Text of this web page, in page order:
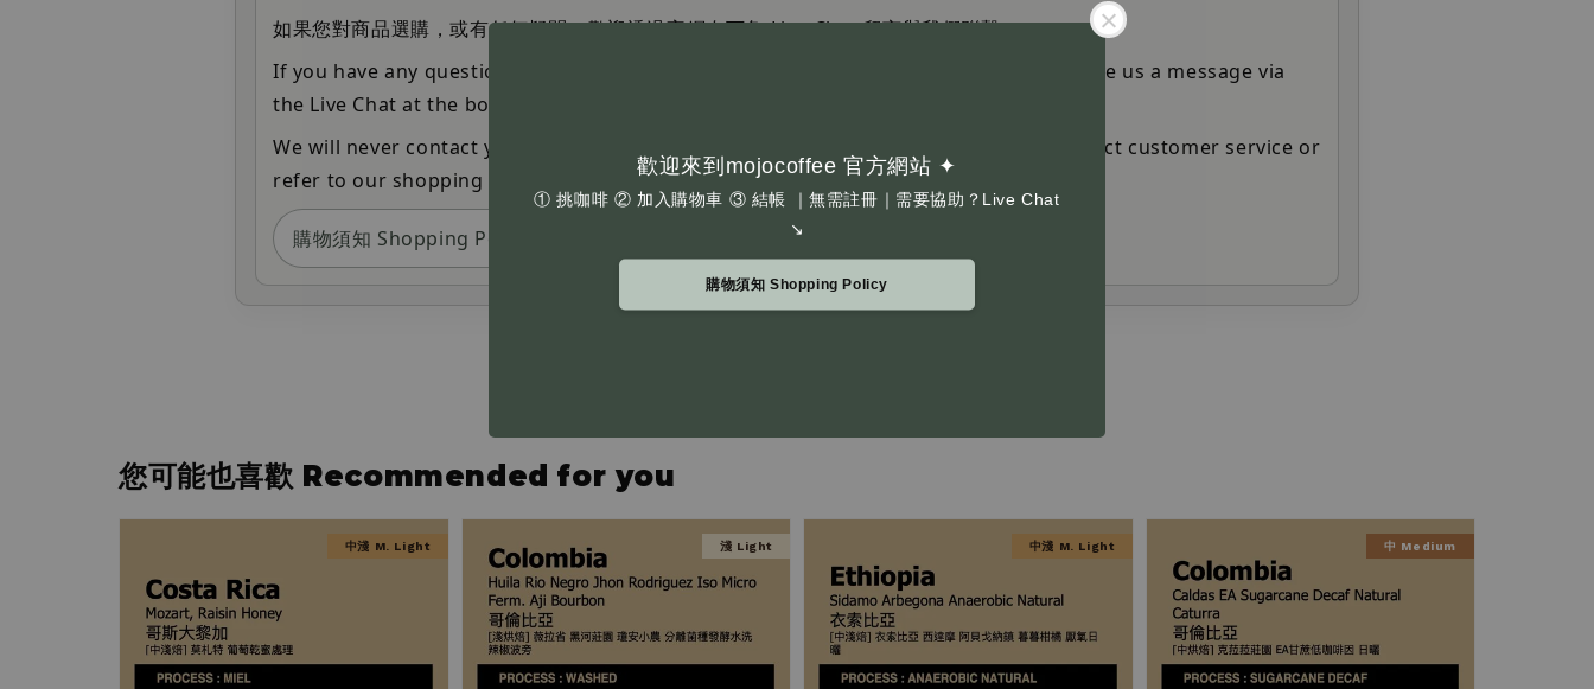
歡迎來到mojocoffee 官方網站 ✦
① 挑咖啡 ② 加入購物車 ③ 結帳 ｜無需註冊｜需要協助？Live Chat
↘
購物須知 Shopping Policy
如果您對商品選購，或有任何疑問，歡迎透過官網右下角 Live Chat 留言與我們聯繫。
If you have any questions about product selection or need assistance, feel free to leave us a message via
the Live Chat at the bottom right corner of our website.
We will never contact you by phone or SMS to request payment changes. Please contact customer service or
refer to our shopping policy if you have concerns.
購物須知 Shopping Policy
您可能也喜歡 Recommended for you
中淺 M. Light 淺 Light 中淺 M. Light 中 Medium